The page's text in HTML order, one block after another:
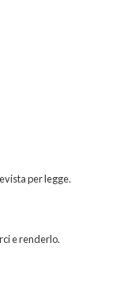
per legge.
e renderlo.